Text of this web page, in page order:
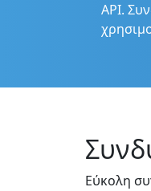
API.
Εύκολη